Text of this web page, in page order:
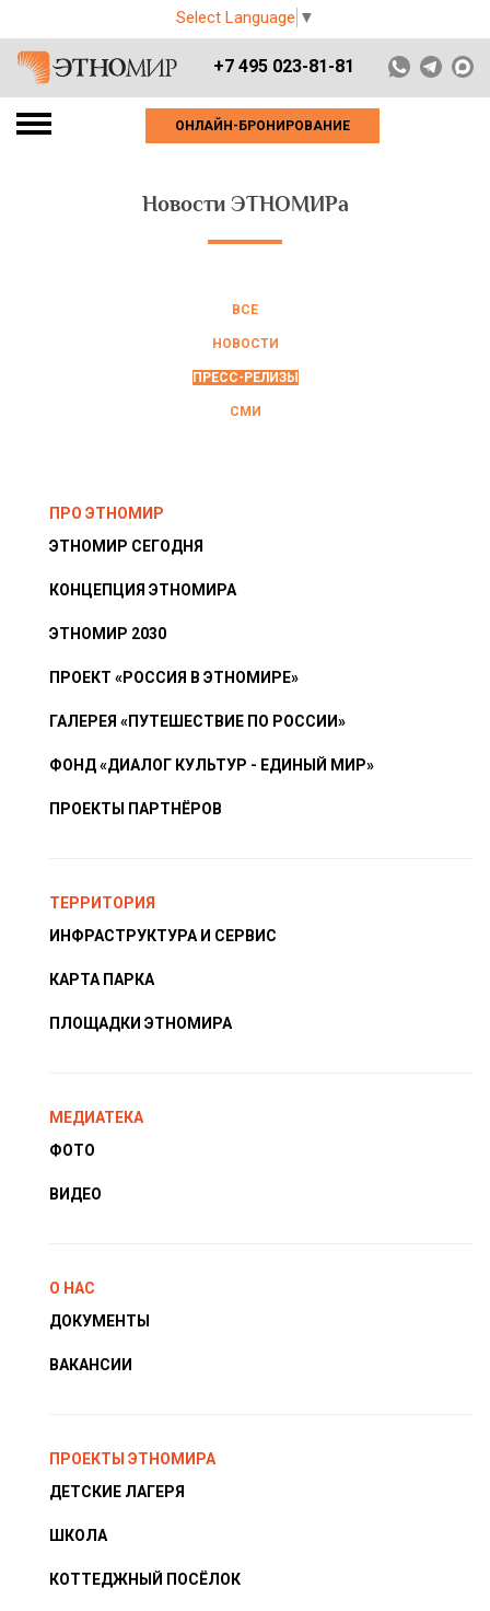
Select Language ▼
+7 495 023-81-81
ОНЛАЙН-БРОНИРОВАНИЕ
Новости ЭТНОМИРа
ВСЕ
НОВОСТИ
ПРЕСС-РЕЛИЗЫ
СМИ
ПРО ЭТНОМИР
ЭТНОМИР СЕГОДНЯ
КОНЦЕПЦИЯ ЭТНОМИРА
ЭТНОМИР 2030
ПРОЕКТ «РОССИЯ В ЭТНОМИРЕ»
ГАЛЕРЕЯ «ПУТЕШЕСТВИЕ ПО РОССИИ»
ФОНД «ДИАЛОГ КУЛЬТУР - ЕДИНЫЙ МИР»
ПРОЕКТЫ ПАРТНЁРОВ
ТЕРРИТОРИЯ
ИНФРАСТРУКТУРА И СЕРВИС
КАРТА ПАРКА
ПЛОЩАДКИ ЭТНОМИРА
МЕДИАТЕКА
ФОТО
ВИДЕО
О НАС
ДОКУМЕНТЫ
ВАКАНСИИ
ПРОЕКТЫ ЭТНОМИРА
ДЕТСКИЕ ЛАГЕРЯ
ШКОЛА
КОТТЕДЖНЫЙ ПОСЁЛОК